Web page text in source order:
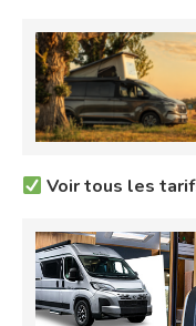
Voir tous les